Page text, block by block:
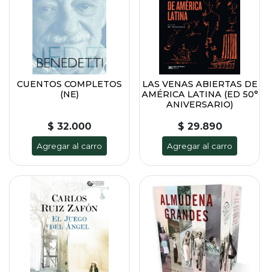
CUENTOS COMPLETOS
(NE)
$ 32.000
Agregar al carro
LAS VENAS ABIERTAS DE
AMÉRICA LATINA (ED 50°
ANIVERSARIO)
$ 29.890
Agregar al carro